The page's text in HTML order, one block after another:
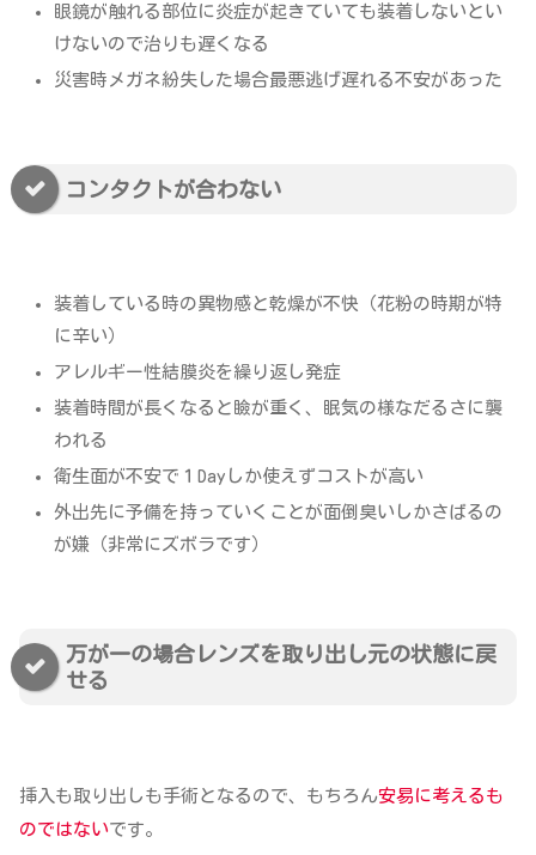
眼鏡が触れる部位に炎症が起きていても装着しないとい
けないので治りも遅くなる
災害時メガネ紛失した場合最悪逃げ遅れる不安があった
コンタクトが合わない
装着している時の異物感と乾燥が不快（花粉の時期が特
に辛い）
アレルギー性結膜炎を繰り返し発症
装着時間が長くなると瞼が重く、眠気の様なだるさに襲
われる
衛生面が不安で１Dayしか使えずコストが高い
外出先に予備を持っていくことが面倒臭いしかさばるの
が嫌（非常にズボラです）
万が一の場合レンズを取り出し元の状態に戻
せる
挿入も取り出しも手術となるので、もちろん安易に考えるも
のではないです。